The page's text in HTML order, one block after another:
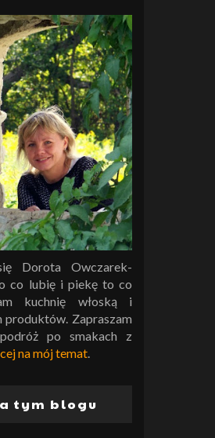
Dorota Owczarek-
co lubię i piekę to co
kuchnię włoską i
produktów. Zapraszam
po smakach z
na mój temat.
tym blogu